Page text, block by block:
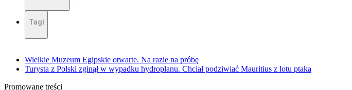
Tagi
Wielkie Muzeum Egipskie otwarte. Na razie na próbę
Turysta z Polski zginął w wypadku hydroplanu. Chciał podziwiać Mauritius z lotu ptaka
Promowane treści